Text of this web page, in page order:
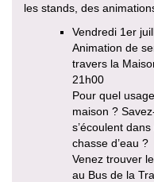
les stands, des
Vendredi 1er
Animation de
travers la
21h00
Pour quel
maison ?
s’écoulent
chasse d’eau ?
Venez trouver
au Bus de la